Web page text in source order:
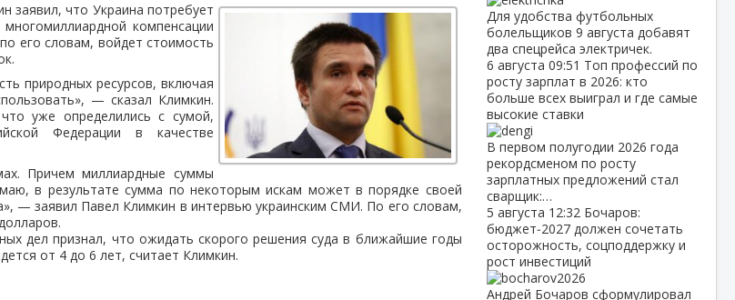
заявил, что Украина потребует
компенсации
его словам, войдет стоимость
природных ресурсов, включая
— сказал Климкин.
уже определились с сумой,
Федерации в качестве
Причем миллиардные суммы
в результате сумма по некоторым искам может в порядке своей
— заявил Павел Климкин в интервью украинским СМИ. По его словам,
дел признал, что ожидать скорого решения суда в ближайшие годы
от 4 до 6 лет, считает Климкин.
Для удобства футбольных
болельщиков 9 августа добавят
два спецрейса электричек.
6 августа 09:51 Топ профессий по
росту зарплат в 2026: кто
больше всех выиграл и где самые
высокие ставки
В первом полугодии 2026 года
рекордсменом по росту
зарплатных предложений стал
сварщик:…
5 августа 12:32 Бочаров:
бюджет‑2027 должен сочетать
осторожность, соцподдержку и
рост инвестиций
Андрей Бочаров сформулировал